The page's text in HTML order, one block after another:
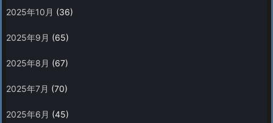
2025年10月 (36)
2025年9月 (65)
2025年8月 (67)
2025年7月 (70)
2025年6月 (45)